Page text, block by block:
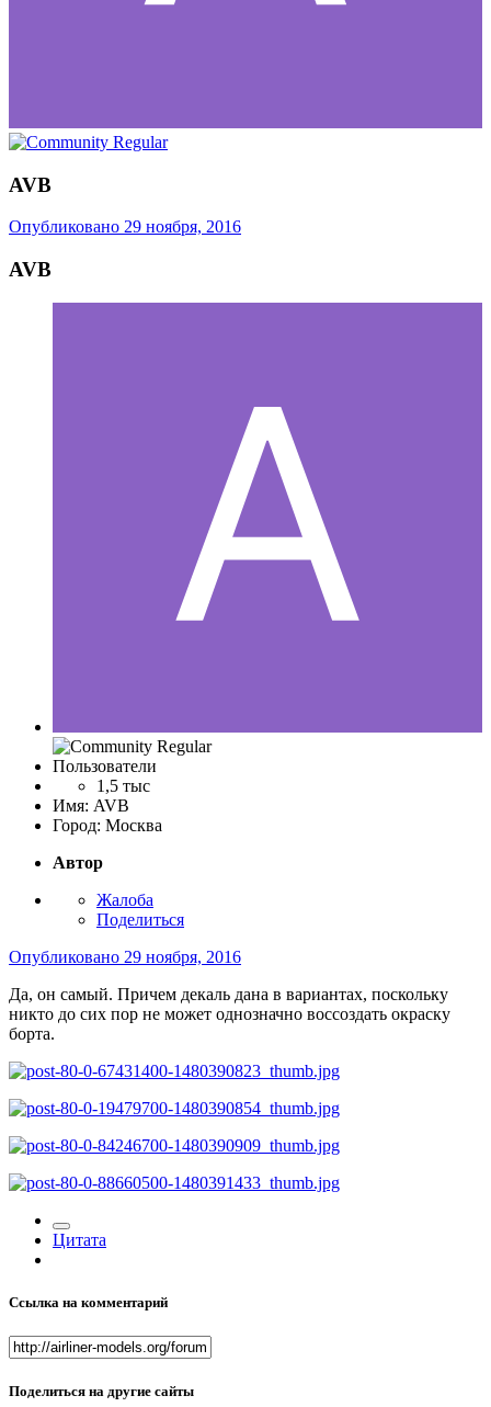
AVB
Опубликовано 29 ноября, 2016
AVB
Пользователи
1,5 тыс
Имя: AVB
Город: Москва
Автор
Жалоба
Поделиться
Опубликовано 29 ноября, 2016
Да, он самый. Причем декаль дана в вариантах, поскольку
никто до сих пор не может однозначно воссоздать окраску
борта.
Цитата
Ссылка на комментарий
Поделиться на другие сайты